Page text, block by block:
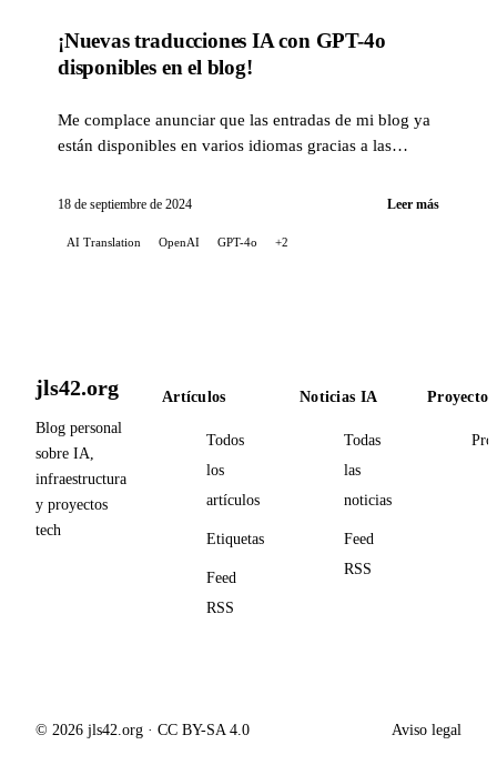
¡Nuevas traducciones IA con GPT-4o
disponibles en el blog!
Me complace anunciar que las entradas de mi blog ya
están disponibles en varios idiomas gracias a las
18 de septiembre de 2024 Leer más
AI Translation OpenAI GPT-4o +2
jls42.org
Blog personal
sobre IA,
infraestructura
y proyectos
tech
Artículos
Todos
los
artículos
Etiquetas
Feed
RSS
Noticias IA
Todas
las
noticias
Feed
RSS
Proyectos
© 2026 jls42.org · CC BY-SA 4.0 Aviso legal